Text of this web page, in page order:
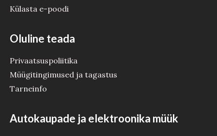
Külasta e-poodi
Oluline teada
Privaatsuspoliitika
Müügitingimused ja tagastus
Tarneinfo
Autokaupade ja elektroonika müük